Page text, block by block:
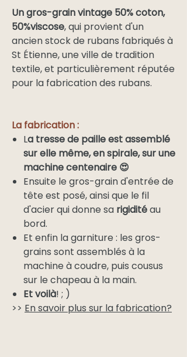
Un gros-grain vintage 50% coton,
50%viscose, qui provient d'un
ancien stock de rubans fabriqués à
St Étienne, une ville de tradition
textile, et particulièrement réputée
pour la fabrication des rubans.
La fabrication :
La tresse de paille est assemblé
sur elle même, en spirale, sur une
machine centenaire 😍
Ensuite le gros-grain d'entrée de
tête est posé, ainsi que le fil
d'acier qui donne sa rigiditéau
bord.
Et enfin la garniture : les gros-
grains sont assemblés à la
machine à coudre, puis cousus
sur le chapeau à la main.
Et voilà! ; )
>> En savoir plus sur la fabrication?